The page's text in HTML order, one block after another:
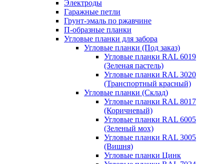
Электроды
Гаражные петли
Грунт-эмаль по ржавчине
П-образные планки
Угловые планки для забора
Угловые планки (Под заказ)
Угловые планки RAL 6019
(Зеленая пастель)
Угловые планки RAL 3020
(Транспортный красный)
Угловые планки (Склад)
Угловые планки RAL 8017
(Коричневый)
Угловые планки RAL 6005
(Зеленый мох)
Угловые планки RAL 3005
(Вишня)
Угловые планки Цинк